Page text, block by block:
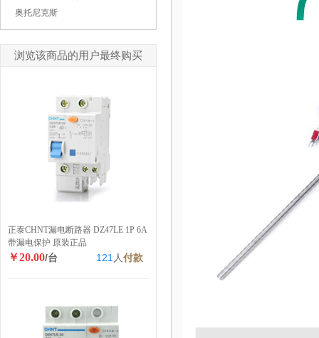
奥托尼克斯
浏览该商品的用户最终购买
正泰CHNT漏电断路器 DZ47LE 1P 6A
带漏电保护 原装正品
￥20.00/台 121 人付款